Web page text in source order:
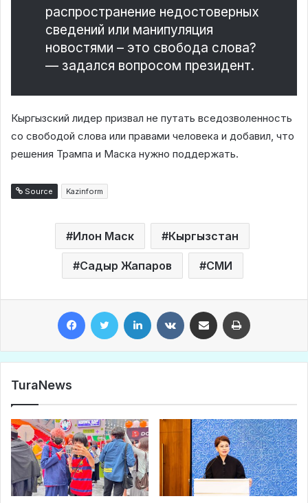
распространение недостоверных
сведений или манипуляция
новостями – это свобода слова?
— задался вопросом президент.
Кыргызский лидер призвал не путать вседозволенность
со свободой слова или правами человека и добавил, что
решения Трампа и Маска нужно поддержать.
Source Kazinform
Илон Маск Кыргызстан
Садыр Жапаров СМИ
TuraNews